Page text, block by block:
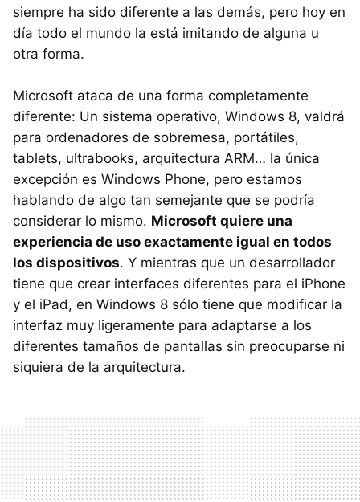
siempre ha sido diferente a las demás, pero hoy en
día todo el mundo la está imitando de alguna u
otra forma.
Microsoft ataca de una forma completamente
diferente: Un sistema operativo, Windows 8, valdrá
para ordenadores de sobremesa, portátiles,
tablets, ultrabooks, arquitectura ARM… la única
excepción es Windows Phone, pero estamos
hablando de algo tan semejante que se podría
considerar lo mismo. Microsoft quiere una
experiencia de uso exactamente igual en todos
los dispositivos. Y mientras que un desarrollador
tiene que crear interfaces diferentes para el iPhone
y el iPad, en Windows 8 sólo tiene que modificar la
interfaz muy ligeramente para adaptarse a los
diferentes tamaños de pantallas sin preocuparse ni
siquiera de la arquitectura.